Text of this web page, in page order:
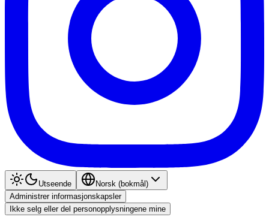
Utseende
Norsk (bokmål)
Administrer informasjonskapsler
Ikke selg eller del personopplysningene mine